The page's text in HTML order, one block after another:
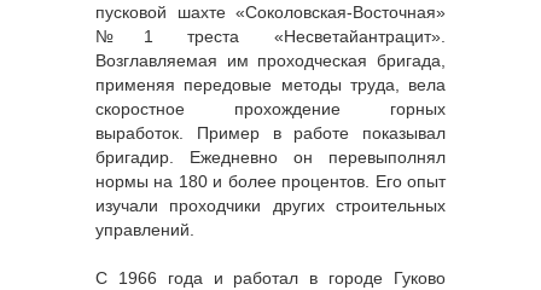
пусковой шахте «Соколовская-Восточная»
№1 треста «Несветайантрацит».
Возглавляемая им проходческая бригада,
применяя передовые методы труда, вела
скоростное прохождение горных
выработок. Пример в работе показывал
бригадир. Ежедневно он перевыполнял
нормы на 180 и более процентов. Его опыт
изучали проходчики других строительных
управлений.
С 1966 года и работал в городе Гуково